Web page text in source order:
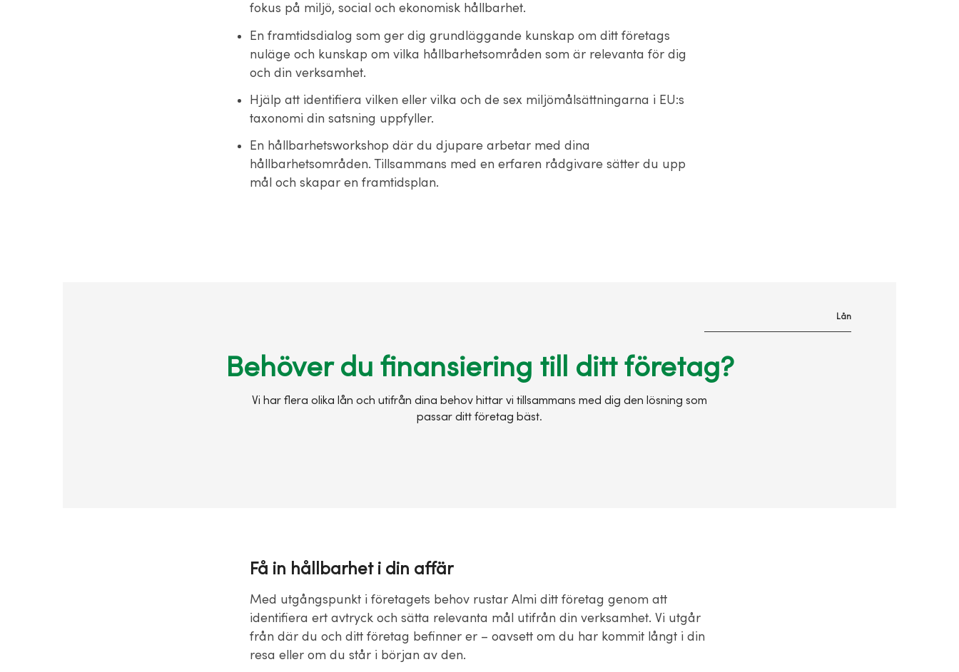
fokus på miljö, social och ekonomisk hållbarhet.
En framtidsdialog som ger dig grundläggande kunskap om ditt företags
nuläge och kunskap om vilka hållbarhetsområden som är relevanta för dig
och din verksamhet.
Hjälp att identifiera vilken eller vilka och de sex miljömålsättningarna i EU:s
taxonomi din satsning uppfyller.
En hållbarhetsworkshop där du djupare arbetar med dina
hållbarhetsområden. Tillsammans med en erfaren rådgivare sätter du upp
mål och skapar en framtidsplan.
Lån
Behöver du finansiering till ditt företag?
Vi har flera olika lån och utifrån dina behov hittar vi tillsammans med dig den lösning som
passar ditt företag bäst.
Få in hållbarhet i din affär
Med utgångspunkt i företagets behov rustar Almi ditt företag genom att
identifiera ert avtryck och sätta relevanta mål utifrån din verksamhet. Vi utgår
från där du och ditt företag befinner er – oavsett om du har kommit långt i din
resa eller om du står i början av den.